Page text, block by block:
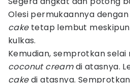
Olesi permukaannya dengan
caketetap lembut
kulkas.
Kemudian, semprotkan selai
coconut creamdi atasnya.
cakedi atasnya.